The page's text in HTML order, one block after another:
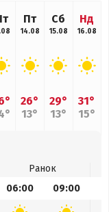
Пт
14.08
26°
13°
Сб
15.08
29°
13°
Нд
16.08
31°
15°
Ранок
06:00 09:00